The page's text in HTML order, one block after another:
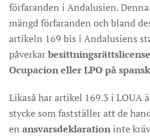
förfaranden i Andalusien.
mängd förfaranden och bland
artikeln 169 bis i Andalusiens
påverkar
Ocupacion eller LPO på
Likaså har artikel 169.3 i LOUA
stycke som fastställer att de
en ansvarsdeklarationinte